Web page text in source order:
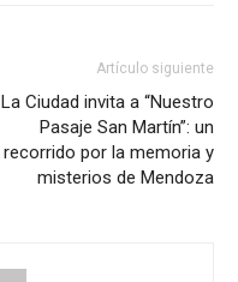
Artículo siguiente
La Ciudad invita a “Nuestro
Pasaje San Martín”: un
recorrido por la memoria y
misterios de Mendoza